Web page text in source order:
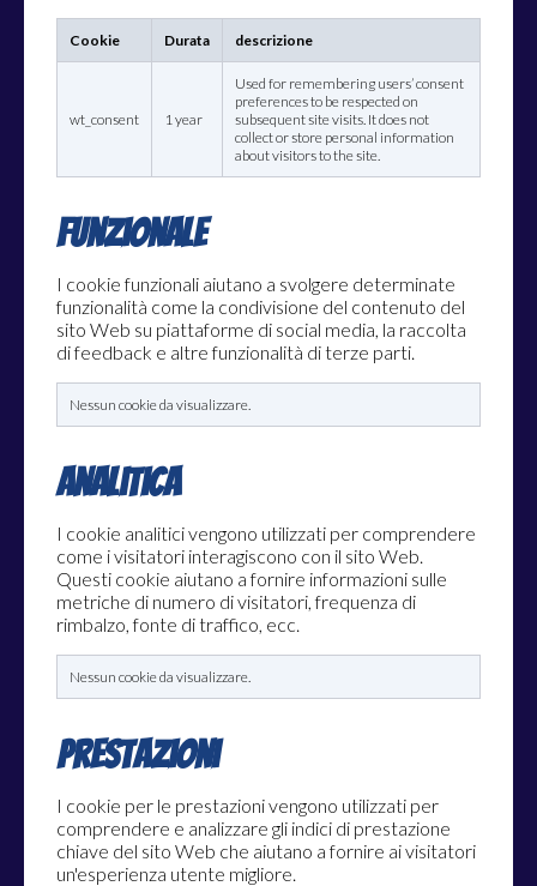
Cookie Durata descrizione
wt_consent 1 year
Used for remembering users’ consent
preferences to be respected on
subsequent site visits. It does not
collect or store personal information
about visitors to the site.
Funzionale
I cookie funzionali aiutano a svolgere determinate
funzionalità come la condivisione del contenuto del
sito Web su piattaforme di social media, la raccolta
di feedback e altre funzionalità di terze parti.
Nessun cookie da visualizzare.
Analitica
I cookie analitici vengono utilizzati per comprendere
come i visitatori interagiscono con il sito Web.
Questi cookie aiutano a fornire informazioni sulle
metriche di numero di visitatori, frequenza di
rimbalzo, fonte di traffico, ecc.
Nessun cookie da visualizzare.
Prestazioni
I cookie per le prestazioni vengono utilizzati per
comprendere e analizzare gli indici di prestazione
chiave del sito Web che aiutano a fornire ai visitatori
un'esperienza utente migliore.